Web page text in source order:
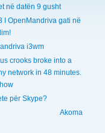
në datën 9 gusht
I OpenMandriva gati në
i3wm
crooks broke into a
network in 48 minutes.
për Skype?
Akoma